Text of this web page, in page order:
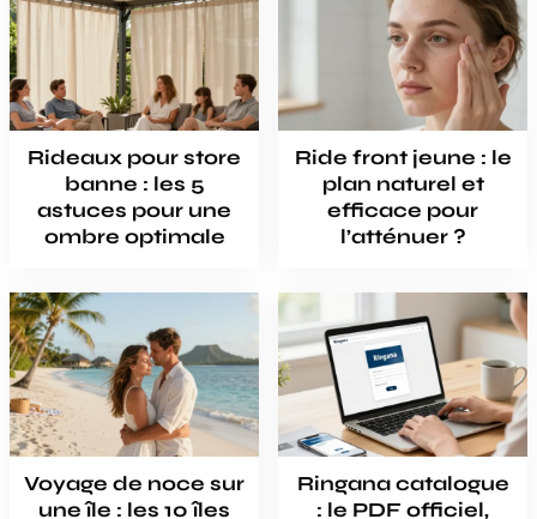
Rideaux pour store
banne : les 5
astuces pour une
ombre optimale
Ride front jeune : le
plan naturel et
efficace pour
l’atténuer ?
Voyage de noce sur
une île : les 10 îles
Ringana catalogue
: le PDF officiel,